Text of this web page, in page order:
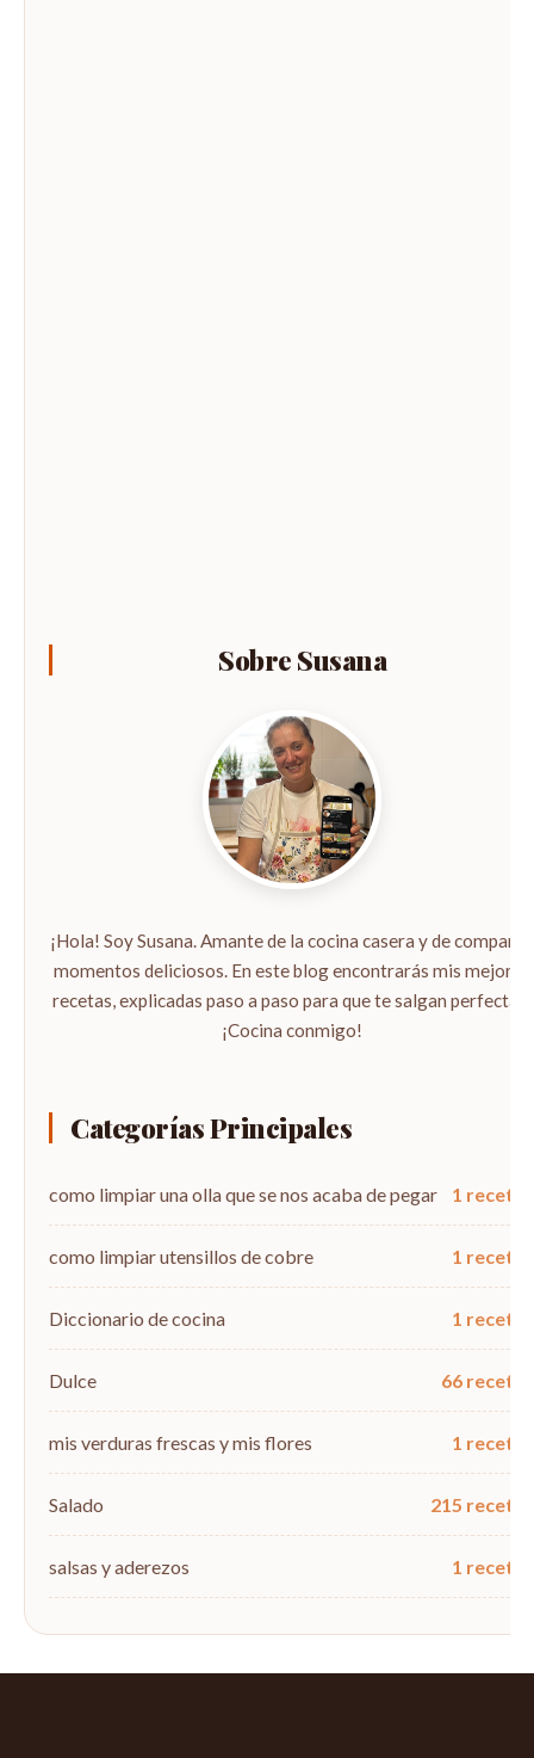
Sobre Susana
¡Hola! Soy Susana. Amante de la cocina casera y de compartir
momentos deliciosos. En este blog encontrarás mis mejores
recetas, explicadas paso a paso para que te salgan perfectas.
¡Cocina conmigo!
Categorías Principales
como limpiar una olla que se nos acaba de pegar 1 recetas
como limpiar utensillos de cobre 1 recetas
Diccionario de cocina 1 recetas
Dulce 66 recetas
mis verduras frescas y mis flores 1 recetas
Salado 215 recetas
salsas y aderezos 1 recetas